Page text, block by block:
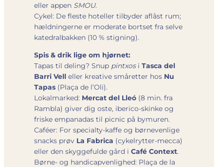
eller appen SMOU.
Cykel: De fleste hoteller tilbyder aflåst rum;
hældningerne er moderate bortset fra selve
katedralbakken (10 % stigning).
Spis & drik lige om hjørnet:
Tapas til deling? Snup pintxosi Tasca del
Barri Vell eller kreative småretter hos Nu
Tapas (Plaça de l’Oli).
Lokalmarked: Mercat del Lleó (8 min. fra
Rambla) giver dig oste, iberico-skinke og
friske empanadas til picnic på bymuren.
Caféer: For specialty-kaffe og børnevenlige
snacks prøv La Fabrica (cykelrytter-mecca)
eller den skyggefulde gård i Café Context.
Børne- og handicapvenlighed: Plaça de la